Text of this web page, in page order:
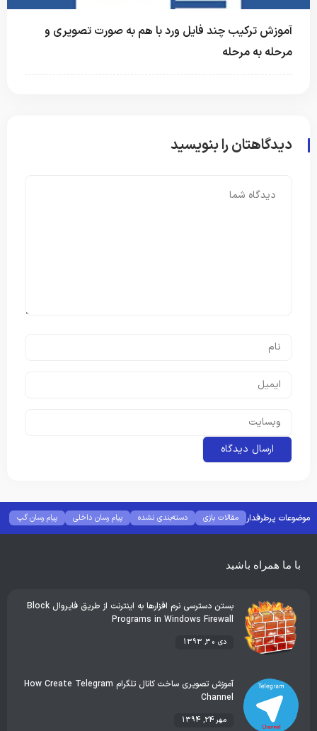
آموزش ترکیب چند فایل ورد با هم به صورت تصویری و
مرحله به مرحله
دیدگاهتان را بنویسید
موضوعات پرطرفدار مقالات بازی دسته‌بندی نشده پیام رسان داخلی
پیام رسان گپ
بهترین گجت ها
هوش مصنوعی رفع خطا و ارور
با ما همراه باشید
بستن دسترسی نرم افزارها به اینترنت از طریق فایروال Block
Programs in Windows Firewall
دی 30, 1393
آموزش تصویری ساخت کانال تلگرام How Create Telegram
Channel
مهر 24, 1394